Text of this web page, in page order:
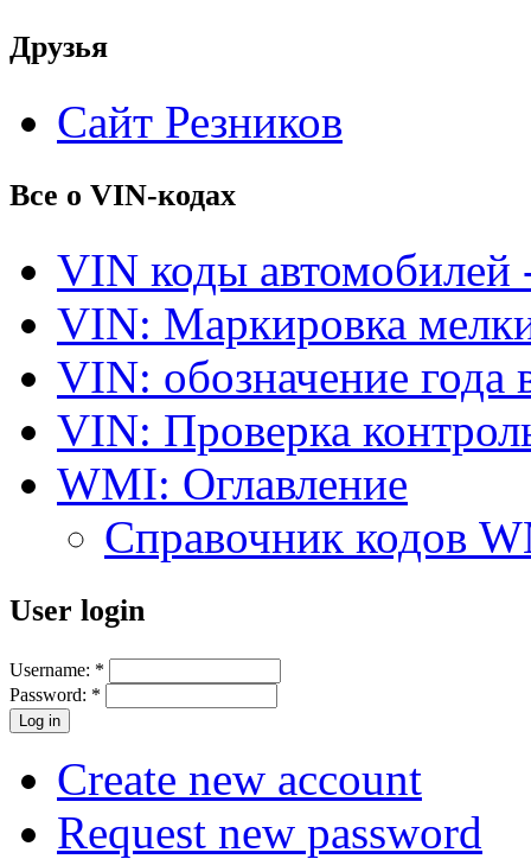
Друзья
Сайт Резников
Все о VIN-кодах
VIN коды автомобилей
VIN: Маркировка
VIN: обозначение года
VIN: Проверка
WMI: Оглавление
Справочник кодов
User login
Username: *
Password: *
Create new account
Request new password